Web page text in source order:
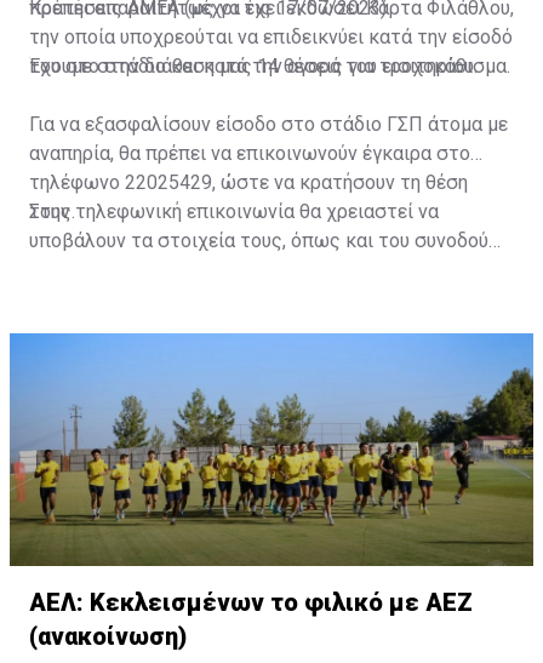
πρέπει απαραιτήτως να έχει εκδώσει Κάρτα Φιλάθλου,
την οποία υποχρεούται να επιδεικνύει κατά την είσοδό
του στο στάδιο και κατά την αγορά του εισιτηρίου.
Κρατήσεις ΑΜΕΑ (μέχρι τις 17/07/2023)
Έχουμε στην διάθεση μας 14 θέσεις για τροχοκάθισμα.
Για να εξασφαλίσουν είσοδο στο στάδιο ΓΣΠ άτομα με
αναπηρία, θα πρέπει να επικοινωνούν έγκαιρα στο
τηλέφωνο 22025429, ώστε να κρατήσουν τη θέση
τους.
Στην τηλεφωνική επικοινωνία θα χρειαστεί να
υποβάλουν τα στοιχεία τους, όπως και του συνοδού
ΑΕΛ: Κεκλεισμένων το φιλικό με ΑΕΖ
(ανακοίνωση)